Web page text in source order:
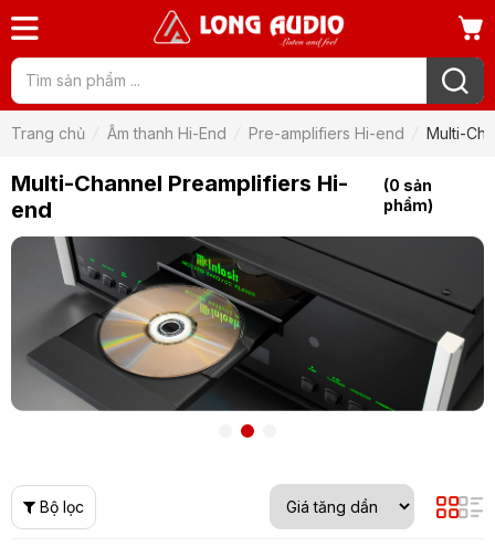
Trang chủ Âm thanh Hi-End Pre-amplifiers Hi-end Multi-
Multi-Channel Preamplifiers Hi-
end
(0 sản
phẩm)
Bộ lọc